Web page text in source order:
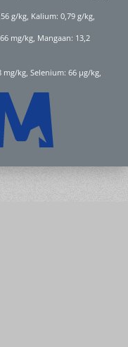
g/kg, Kalium: 0,79 g/kg,
mg/kg, Mangaan: 13,2
kg, Selenium: 66 µg/kg,